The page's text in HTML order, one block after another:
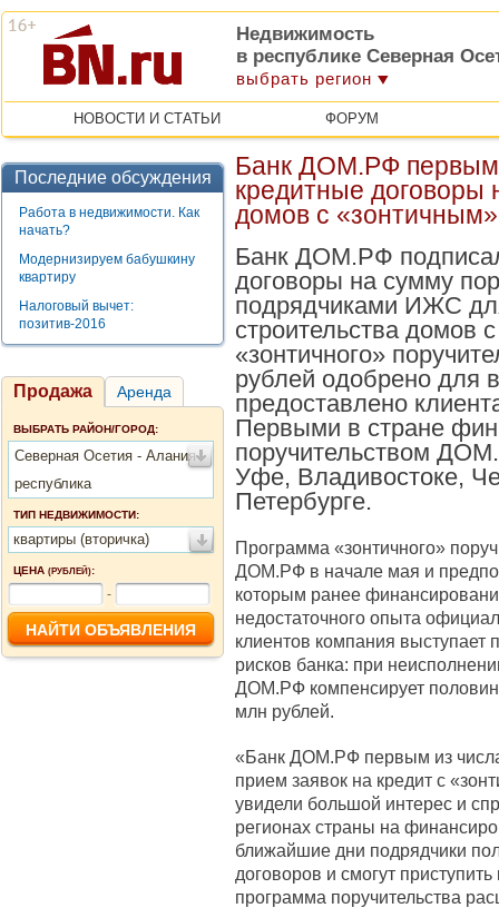
Недвижимость
в республике Северная
выбрать регион
НОВОСТИ И СТАТЬИ ФОРУМ
Последние обсуждения
Работа в недвижимости. Как
начать?
Модернизируем бабушкину
квартиру
Налоговый вычет:
позитив-2016
Продажа Аренда
ВЫБРАТЬ РАЙОН/ГОРОД:
Северная Осетия - Алания
республика
ТИП НЕДВИЖИМОСТИ:
квартиры (вторичка)
ЦЕНА (РУБЛЕЙ):
-
Банк ДОМ.РФ первым
кредитные договоры
домов с
Банк ДОМ.РФ
договоры на сумму
подрядчиками ИЖС
строительства домов
«зонтичного»
рублей одобрено для
предоставлено
Первыми в стране
поручительством
Уфе, Владивостоке,
Петербурге.
Программа «зонтичного»
ДОМ.РФ в начале мая и
которым ранее
недостаточного опыта
клиентов компания выступает
рисков банка: при
ДОМ.РФ компенсирует
млн рублей.
«Банк ДОМ.РФ первым из
прием заявок на кредит с
увидели большой интерес и
регионах страны на
ближайшие дни подрядчики
договоров и смогут
программа поручительства